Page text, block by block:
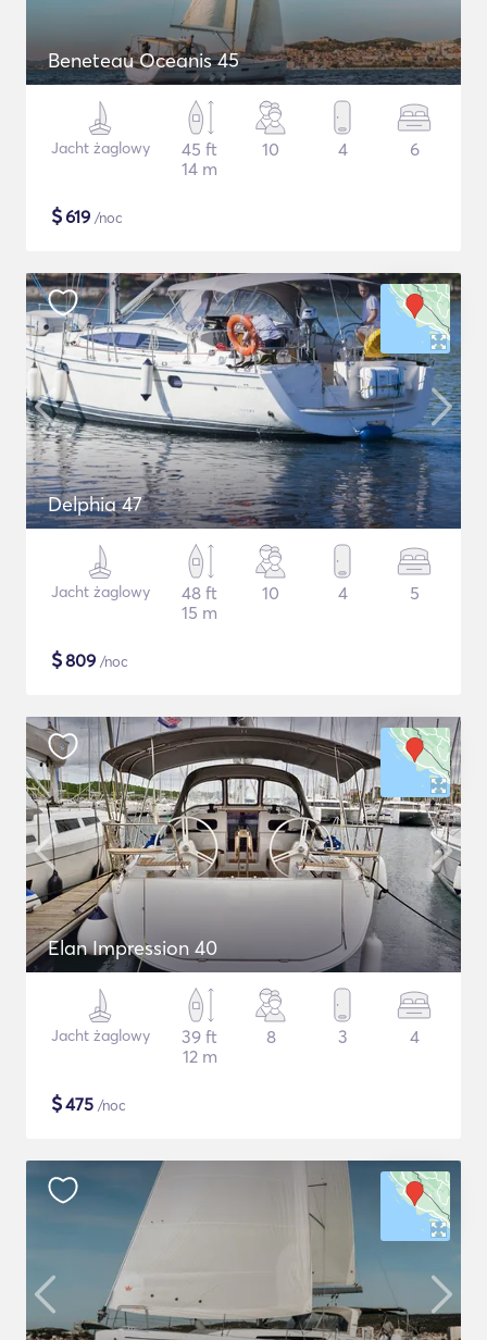
Beneteau Oceanis 45
Jacht żaglowy
45 ft
14 m
10 4 6
$619 /noc
Delphia 47
Jacht żaglowy
48 ft
15 m
10 4 5
$809 /noc
Elan Impression 40
Jacht żaglowy
39 ft
12 m
8 3 4
$475 /noc